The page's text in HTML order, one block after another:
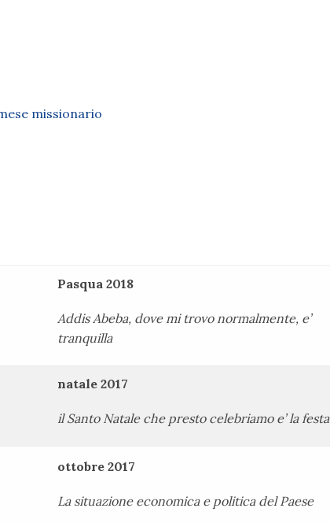
missionario
Pasqua 2018
Addis Abeba, dove mi trovo normalmente, e’
tranquilla
natale 2017
il Santo Natale che presto celebriamo e’ la festa
ottobre 2017
La situazione economica e politica del Paese